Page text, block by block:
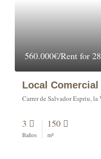
560.000€/Rent for
3
Baños
150
m²